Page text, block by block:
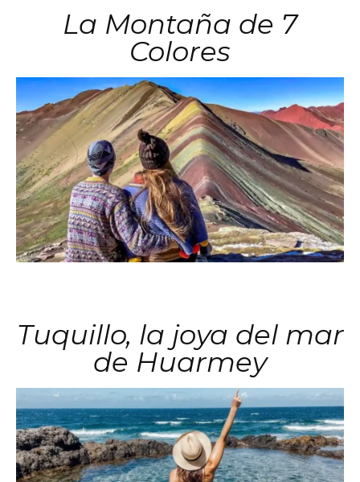
La Montaña de 7
Colores
Tuquillo, la joya del mar
de Huarmey